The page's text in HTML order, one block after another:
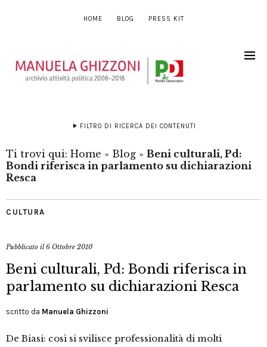
HOME BLOG PRESS KIT
FILTRO DI RICERCA DEI CONTENUTI
Ti trovi qui: Home » Blog » Beni culturali, Pd:
Bondi riferisca in parlamento su dichiarazioni
Resca
CULTURA
Pubblicato il6 Ottobre 2010
Beni culturali, Pd: Bondi riferisca in
parlamento su dichiarazioni Resca
scritto da Manuela Ghizzoni
De Biasi: così si svilisce professionalità di molti